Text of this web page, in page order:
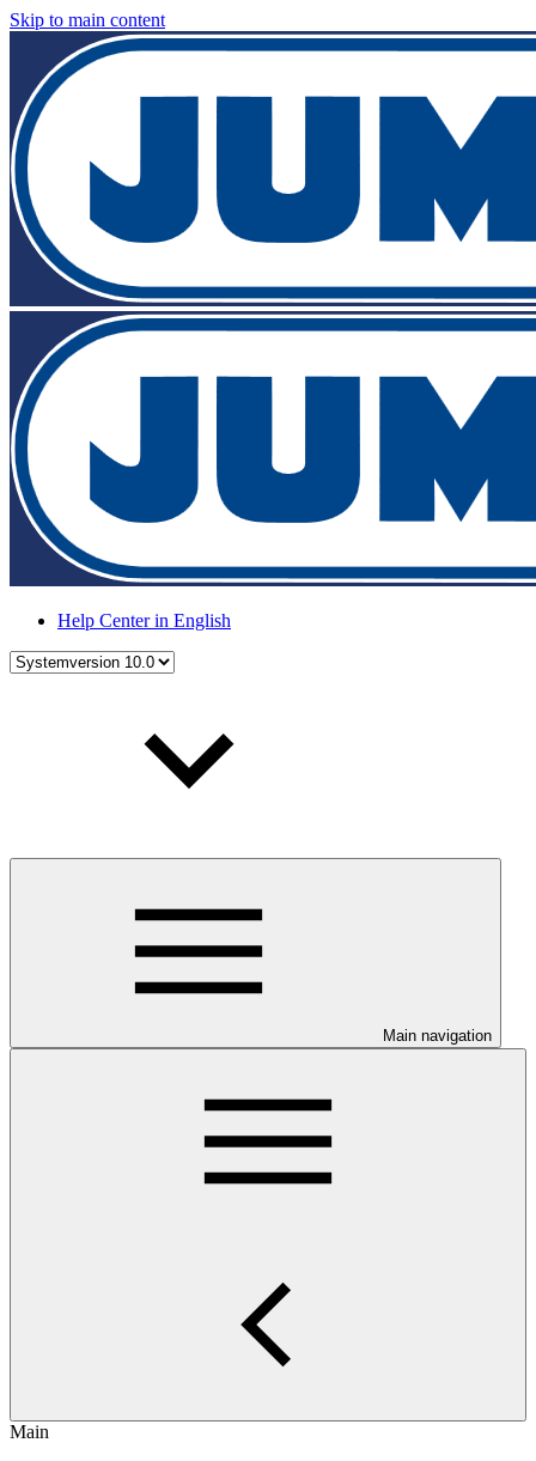
Skip to main content
Help Center in English
Main navigation
Main